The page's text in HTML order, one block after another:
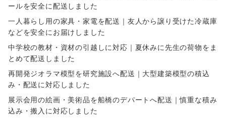
ールを安全に配送しました
一人暮らし用の家具・家電を配送｜友人から譲り受けた冷蔵庫
などを安全にお届けしました
中学校の教材・資材の引越しに対応｜夏休みに先生の荷物をま
とめて配送しました
再開発ジオラマ模型を研究施設へ配送｜大型建築模型の積込
み・配送に対応しました
展示会用の絵画・美術品を船橋のデパートへ配送｜慎重な積み
込み・搬入に対応しました